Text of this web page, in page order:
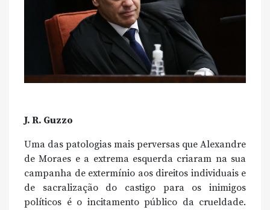
J. R. Guzzo
Uma das patologias mais perversas que Alexandre
de Moraes e a extrema esquerda criaram na sua
campanha de extermínio aos direitos individuais e
de sacralização do castigo para os inimigos
políticos é o incitamento público da crueldade.